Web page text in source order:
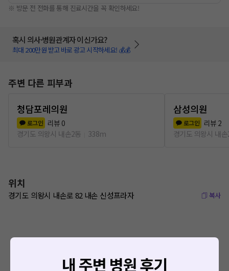
※ 방문 전 전화를 통해 진료시간을 꼭 확인하세요!
혹시 의사·병원관계자 이신가요?
최대 200만원 받고 바로 광고 시작하세요! 💰💰
주변 다른 피부과
청담포레의원
로그인 리뷰 0
경기도 의왕시 내손2동
338m
삼성의원
로그인 리뷰 2
경기도 의왕시 내
위치
경기도 의왕시 내손로 82 내손 신성프라자 복사